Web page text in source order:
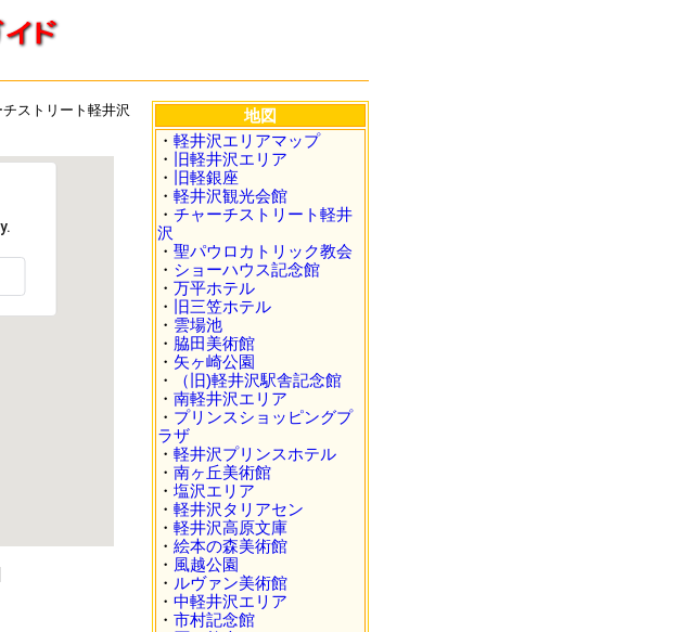
チストリート軽井沢
地図
・ 軽井沢エリアマップ
・
旧軽井沢エリア
・
旧軽銀座
・ 軽井沢観光会館
・ チャーチストリート軽井
沢
・ 聖パウロカトリック教会
・ ショーハウス記念館
・ 万平ホテル
・
旧三笠ホテル
・ 雲場池
・ 脇田美術館
・ 矢ヶ崎公園
・
（旧)軽井沢駅舎記念館
・ 南軽井沢エリア
・ プリンスショッピングプ
ラザ
・ 軽井沢プリンスホテル
・ 南ヶ丘美術館
・ 塩沢エリア
・ 軽井沢タリアセン
・ 軽井沢高原文庫
・ 絵本の森美術館
・ 風越公園
・ ルヴァン美術館
・ 中軽井沢エリア
・ 市村記念館